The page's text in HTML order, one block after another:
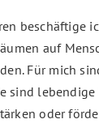
beschäftige
auf
Für mich
sind lebendige
oder